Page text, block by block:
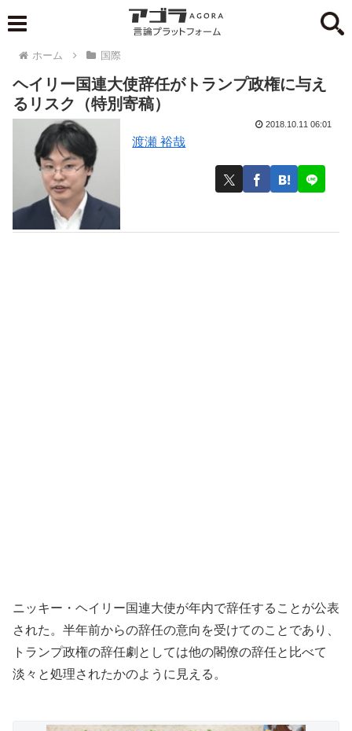
ホーム 国際
ヘイリー国連大使辞任がトランプ政権に与え
るリスク（特別寄稿）
渡瀬 裕哉
2018.10.11 06:01
ニッキー・ヘイリー国連大使が年内で辞任することが公表
された。半年前からの辞任の意向を受けてのことであり、
トランプ政権の辞任劇としては他の閣僚の辞任と比べて
淡々と処理されたかのように見える。